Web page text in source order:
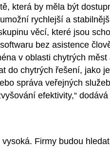
která by měla být
rychlejší a
věcí, které jsou
bez asistence
v oblasti chytrých měst
do chytrých řešení, jako
správa veřejných
efektivity,“
Firmy budou